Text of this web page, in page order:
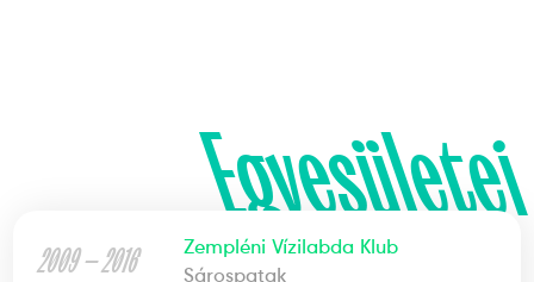
Egyesületei
2009 — 2016
Zempléni Vízilabda Klub
Sárospatak